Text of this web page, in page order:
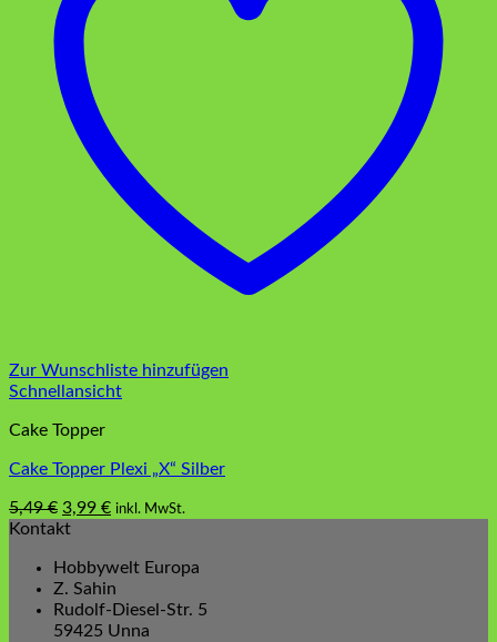
Zur Wunschliste hinzufügen
Schnellansicht
Cake Topper
Cake Topper Plexi „X“ Silber
5,49€ Ursprünglicher
Preis
5,49 €
3,99 €Aktueller
3,99 €.
inkl. MwSt.
Kontakt
Hobbywelt Europa
Z. Sahin
Rudolf-Diesel-Str. 5
59425 Unna